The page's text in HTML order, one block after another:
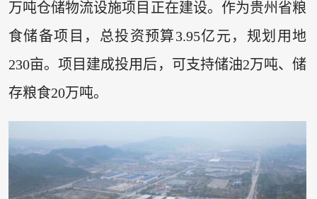
万吨仓储物流设施项目正在建设。作为贵州省粮
食储备项目，总投资预算3.95亿元，规划用地
230亩。项目建成投用后，可支持储油2万吨、储
存粮食20万吨。